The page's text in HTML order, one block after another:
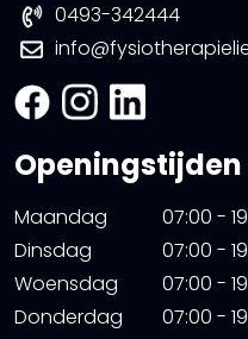
0493-342444
Openingstijden
Maandag
07:00 -
Dinsdag
07:00 -
Woensdag
07:00 -
Donderdag
07:00 -